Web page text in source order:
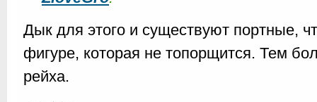
Дык для этого и существуют портные,
фигуре, которая не топорщится. Тем
рейха.